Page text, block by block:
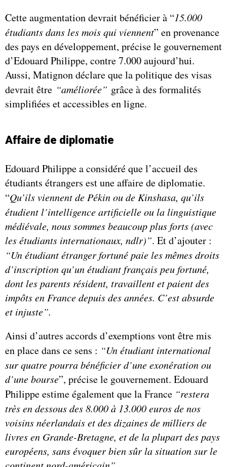
Cette augmentation devrait bénéficier à “15.000
étudiants dans les mois qui viennent” en provenance
des pays en développement, précise le gouvernement
d’Edouard Philippe, contre 7.000 aujourd’hui.
Aussi, Matignon déclare que la politique des visas
devrait être “améliorée” grâce à des formalités
simplifiées et accessibles en ligne.
Affaire de diplomatie
Edouard Philippe a considéré que l’accueil des
étudiants étrangers est une affaire de diplomatie.
“Qu’ils viennent de Pékin ou de Kinshasa, qu’ils
étudient l’intelligence artificielle ou la linguistique
médiévale, nous sommes beaucoup plus forts (avec
les étudiants internationaux, ndlr)”. Et d’ajouter :
“Un étudiant étranger fortuné paie les mêmes droits
d’inscription qu’un étudiant français peu fortuné,
dont les parents résident, travaillent et paient des
impôts en France depuis des années. C’est absurde
et injuste”.
Ainsi d’autres accords d’exemptions vont être mis
en place dans ce sens : “Un étudiant international
sur quatre pourra bénéficier d’une exonération ou
d’une bourse”, précise le gouvernement. Edouard
Philippe estime également que la France “restera
très en dessous des 8.000 à 13.000 euros de nos
voisins néerlandais et des dizaines de milliers de
livres en Grande-Bretagne, et de la plupart des pays
européens, sans évoquer bien sûr la situation sur le